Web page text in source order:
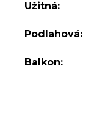
Užitná:
Podlahová:
Balkon: